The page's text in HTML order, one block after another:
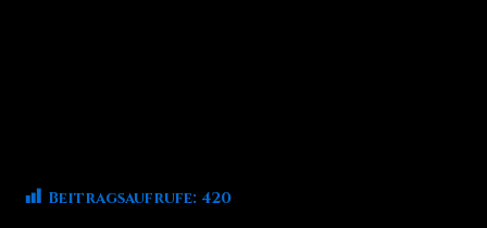
Beitragsaufrufe: 420